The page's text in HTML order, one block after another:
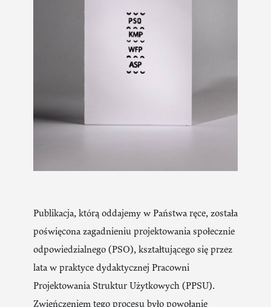
Publikacja, którą oddajemy w Państwa ręce, została
poświęcona zagadnieniu projektowania społecznie
odpowiedzialnego (PSO), kształtującego się przez
lata w praktyce dydaktycznej Pracowni
Projektowania Struktur Użytkowych (PPSU).
Zwieńczeniem tego procesu było powołanie